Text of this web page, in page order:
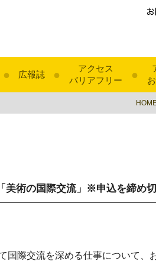
● 広報誌 ●
アクセス
バリアフリー
●
術の国際交流」※申込を締め
際交流を深める仕事について、